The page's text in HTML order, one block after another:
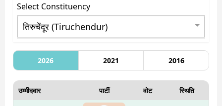
Select Constituency
2026 2021 2016
उम्मीदवार पार्टी वोट स्थिति